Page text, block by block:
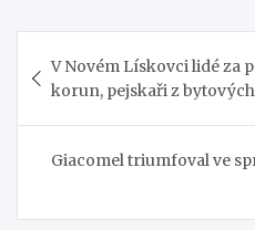
pro
příspěvek
V Novém Lískovci lidé za
korun, pejskaři z
Giacomel triumfoval ve